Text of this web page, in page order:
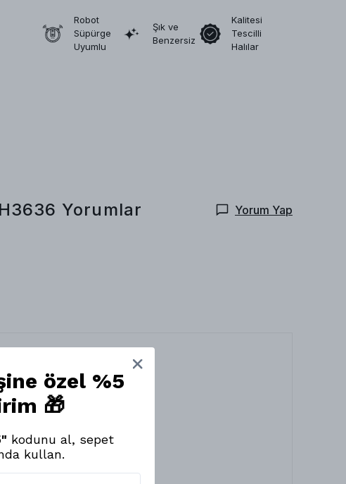
Robot
Süpürge
Uyumlu
Şık ve
Benzersiz
Kalitesi
Tescilli
Halılar
Yorumlar Yorum Yap
özel %5
🎁
kodunu al, sepet
kullan.